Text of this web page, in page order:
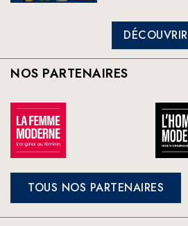
DÉCOUVRIR
NOS PARTENAIRES
TOUS NOS PARTENAIRES